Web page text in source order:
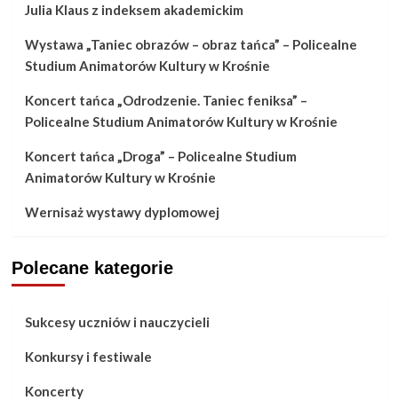
Julia Klaus z indeksem akademickim
Wystawa „Taniec obrazów – obraz tańca” – Policealne
Studium Animatorów Kultury w Krośnie
Koncert tańca „Odrodzenie. Taniec feniksa” –
Policealne Studium Animatorów Kultury w Krośnie
Koncert tańca „Droga” – Policealne Studium
Animatorów Kultury w Krośnie
Wernisaż wystawy dyplomowej
Polecane kategorie
Sukcesy uczniów i nauczycieli
Konkursy i festiwale
Koncerty